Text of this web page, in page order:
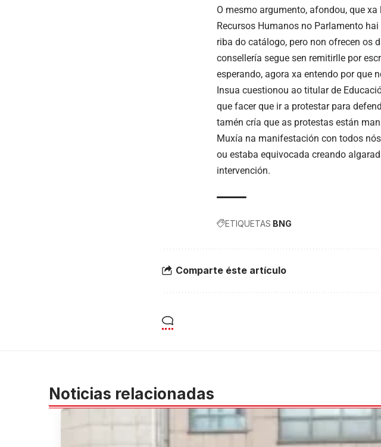
O mesmo argumento, afondou, que
Recursos Humanos no Parlamento
riba do catálogo, pero non ofrecen os
consellería segue sen remitirlle por
esperando, agora xa entendo por que
Insua cuestionou ao titular de
que facer que ir a protestar para
tamén cría que as protestas están
Muxía na manifestación con todos
ou estaba equivocada creando
intervención.
ETIQUETAS BNG
Comparte éste artículo
Noticias relacionadas